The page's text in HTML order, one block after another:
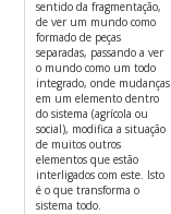
sentido da fragmentação,
de ver um mundo como
formado de peças
separadas, passando a ver
o mundo como um todo
integrado, onde mudanças
em um elemento dentro
do sistema (agrícola ou
social), modifica a situação
de muitos outros
elementos que estão
interligados com este. Isto
é o que transforma o
sistema todo.